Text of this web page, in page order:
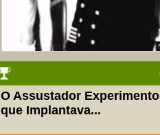
O Assustador Experimento
que Implantava...